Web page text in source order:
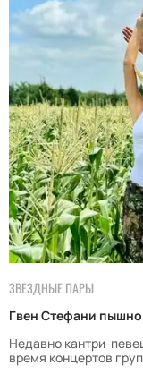
ЗВЕЗДНЫЕ ПАРЫ
Гвен Стефани
Недавно кантри-
время концертов